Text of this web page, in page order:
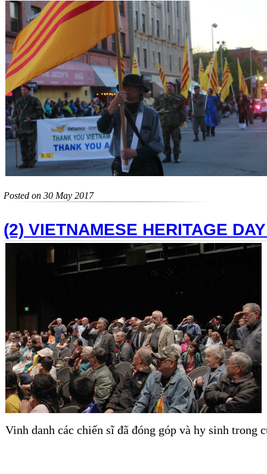
Posted on 30 May 2017
(2) VIETNAMESE HERITAGE
Vinh danh các chiến sĩ đã đóng góp và hy sinh trong